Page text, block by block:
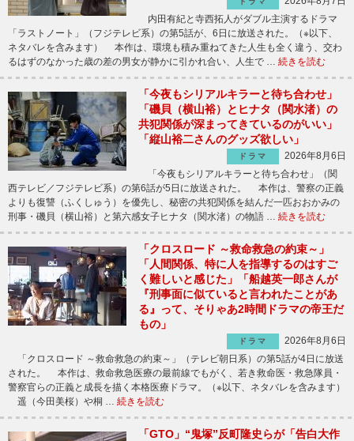
内田有紀と寺西拓人がダブル主演するドラマ
「ラストノート」（フジテレビ系）の第5話が、6日に放送された。（※以下、
ネタバレを含みます） 本作は、環境も積み重ねてきた人生も全く違う、交わ
るはずのなかった歳の差の男女が静かに引かれ合い、人生で … 続きを読む
「今夜もシリアルキラーと待ち合わせ」
「磯貝（横山裕）とヒナタ（関水渚）の
共犯関係が深まってきているのがいい」
「縦山裕二さんのグッズ欲しい」
ドラマ
2026年8月6日
「今夜もシリアルキラーと待ち合わせ」（関
西テレビ／フジテレビ系）の第6話が5日に放送された。 本作は、警察の正義
よりも復讐（ふくしゅう）を優先し、秘密の共犯関係を結んだ一匹おおかみの
刑事・磯貝（横山裕）と第六感女子ヒナタ（関水渚）の物語 … 続きを読む
「クロスロード ～救命救急の約束～」
「人間関係、特に人を指導するのはすご
く難しいと感じた」「船越英一郎さんが
『刑事面に似ていると言われたことがあ
る』って、そりゃあ2時間ドラマの帝王だ
もの」
ドラマ
2026年8月6日
「クロスロード ～救命救急の約束～」（テレビ朝日系）の第5話が4日に放送
された。 本作は、救命救急医療の最前線でもがく、若き救命医・救急隊員・
警察官らの正義と成長を描く本格医療ドラマ。（※以下、ネタバレを含みます）
遥（今田美桜）や桐 … 続きを読む
「GTO」“鬼塚”反町隆史らが「告白大作